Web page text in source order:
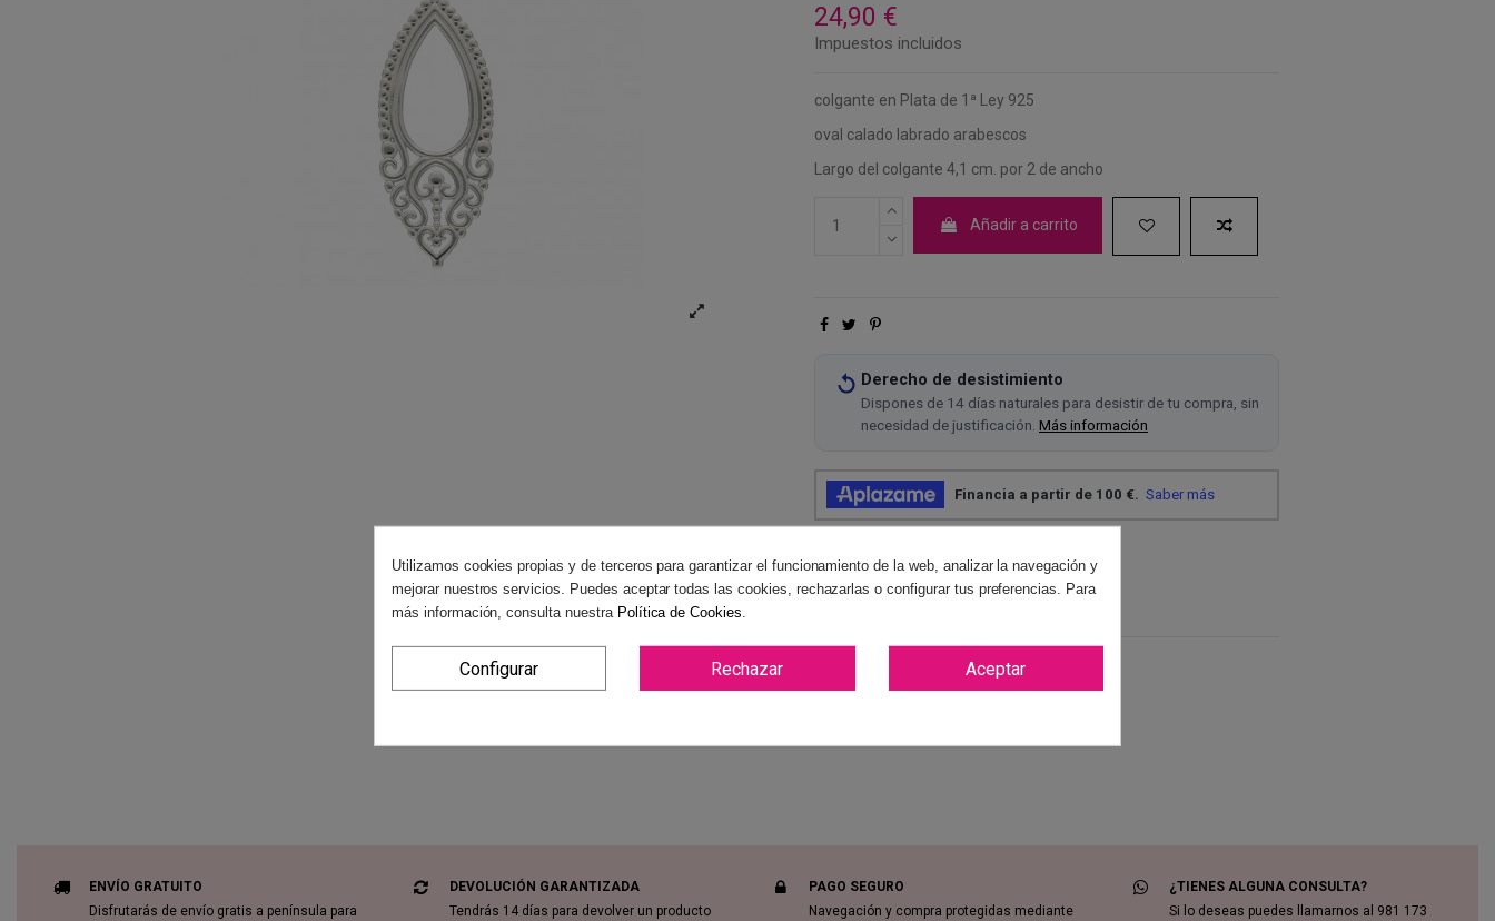
24,90 €
Impuestos incluidos
colgante en Plata de 1ª Ley 925
oval calado labrado arabescos
Largo del colgante 4,1 cm. por 2 de ancho
Añadir a carrito
Derecho de desistimiento
Dispones de 14 días naturales para desistir de tu compra, sin
necesidad de justificación. Más información
ENVÍO GRATUITO
Disfrutarás de envío gratis a península para
DEVOLUCIÓN GARANTIZADA
Tendrás 14 días para devolver un producto
PAGO SEGURO
Navegación y compra protegidas mediante
¿TIENES ALGUNA CONSULTA?
Si lo deseas puedes llamarnos al 981 173
Utilizamos cookies propias y de terceros para garantizar el funcionamiento de la web, analizar la navegación y
mejorar nuestros servicios. Puedes aceptar todas las cookies, rechazarlas o configurar tus preferencias. Para
más información, consulta nuestra Política de Cookies
Configurar Rechazar Aceptar